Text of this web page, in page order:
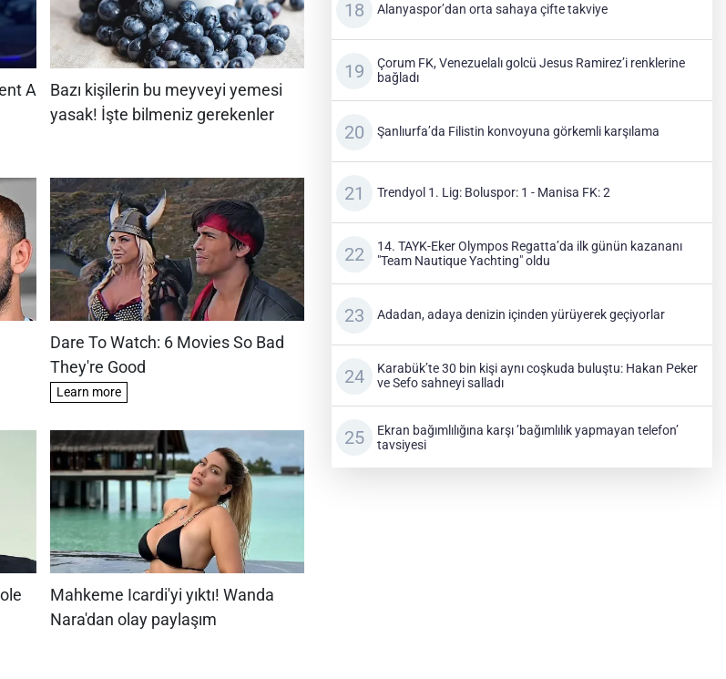
Alanyaspor’dan orta sahaya çifte takviye
Çorum FK, Venezuelalı golcü Jesus Ramirez’i renklerine
bağladı
Şanlıurfa’da Filistin konvoyuna görkemli karşılama
Trendyol 1. Lig: Boluspor: 1 - Manisa FK: 2
14. TAYK-Eker Olympos Regatta’da ilk günün kazananı
"Team Nautique Yachting" oldu
Adadan, adaya denizin içinden yürüyerek geçiyorlar
Karabük’te 30 bin kişi aynı coşkuda buluştu: Hakan Peker
ve Sefo sahneyi salladı
Ekran bağımlılığına karşı ’bağımlılık yapmayan telefon’
tavsiyesi